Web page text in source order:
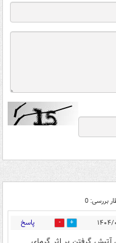
بررسی: 0
0 پاسخ